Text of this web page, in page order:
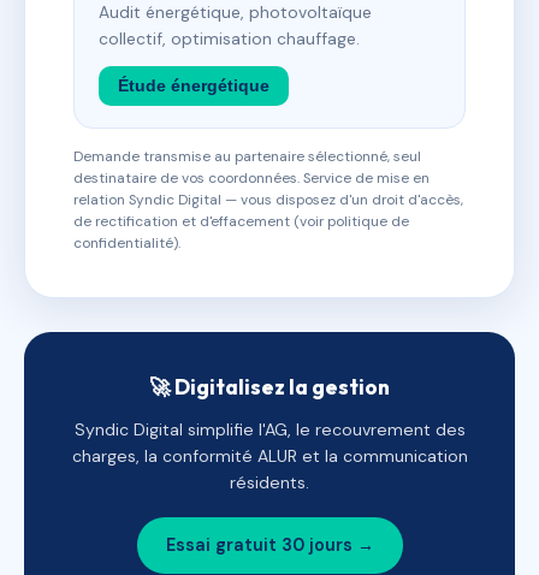
Audit énergétique, photovoltaïque
collectif, optimisation chauffage.
Étude énergétique
Demande transmise au partenaire sélectionné, seul
destinataire de vos coordonnées. Service de mise en
relation Syndic Digital — vous disposez d'un droit d'accès,
de rectification et d'effacement (voir politique de
confidentialité).
🚀 Digitalisez la gestion
Syndic Digital simplifie l'AG, le recouvrement des
charges, la conformité ALUR et la communication
résidents.
Essai gratuit 30 jours →